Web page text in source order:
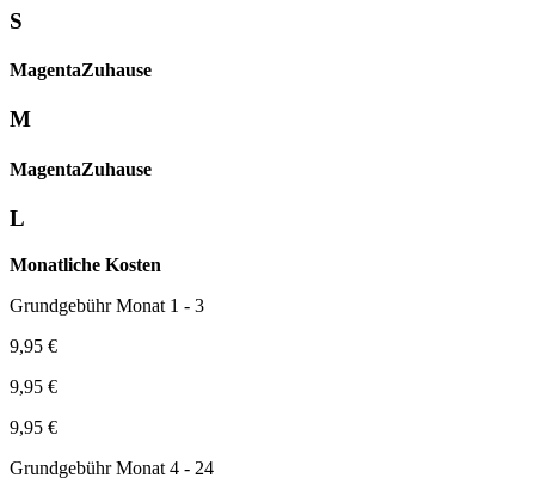
S
Magenta­Zuhause
M
Magenta­Zuhause
L
Monatliche Kosten
Grundgebühr Monat 1 - 3
9,95 €
9,95 €
9,95 €
Grundgebühr Monat 4 - 24